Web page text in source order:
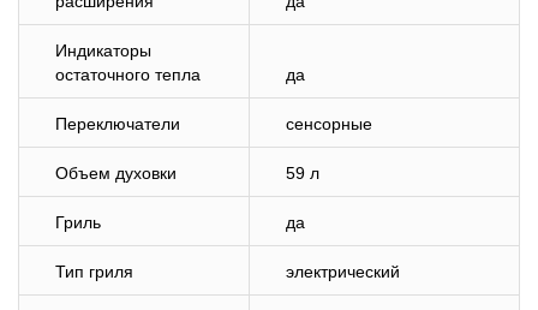
Индикаторы
остаточного тепла
да
Переключатели сенсорные
Объем духовки 59 л
Гриль да
Тип гриля электрический